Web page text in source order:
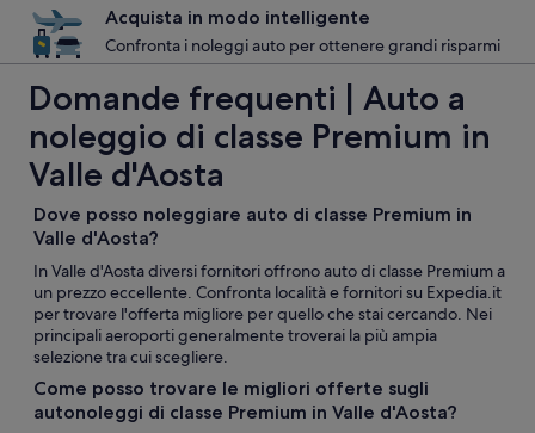
Acquista in modo intelligente
Confronta i noleggi auto per ottenere grandi risparmi
Domande frequenti | Auto a
noleggio di classe Premium in
Valle d'Aosta
Dove posso noleggiare auto di classe Premium in
Valle d'Aosta?
In Valle d'Aosta diversi fornitori offrono auto di classe Premium a
un prezzo eccellente. Confronta località e fornitori su Expedia.it
per trovare l'offerta migliore per quello che stai cercando. Nei
principali aeroporti generalmente troverai la più ampia
selezione tra cui scegliere.
Come posso trovare le migliori offerte sugli
autonoleggi di classe Premium in Valle d'Aosta?